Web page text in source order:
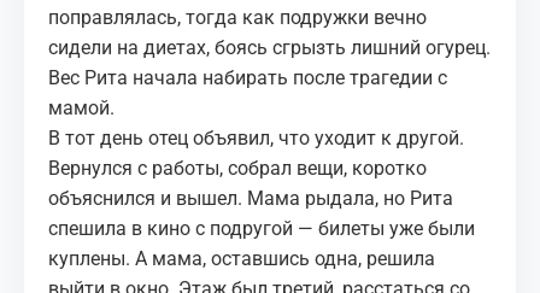
поправлялась, тогда как подружки вечно
сидели на диетах, боясь сгрызть лишний огурец.
Вес Рита начала набирать после трагедии с
мамой.
В тот день отец объявил, что уходит к другой.
Вернулся с работы, собрал вещи, коротко
объяснился и вышел. Мама рыдала, но Рита
спешила в кино с подругой — билеты уже были
куплены. А мама, оставшись одна, решила